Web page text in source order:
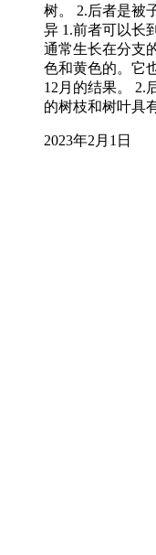
树。 2.后者是被
异 1.前者可以长
通常生长在分支
色和黄色的。它
12月的结果。 2.
的树枝和树叶具
2023年2月1日